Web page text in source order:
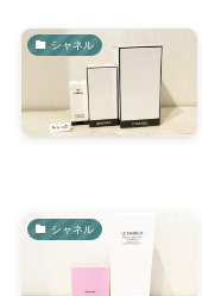
シャネル
シャネル